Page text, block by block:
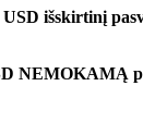
išskirtinį
NEMOKAMĄ